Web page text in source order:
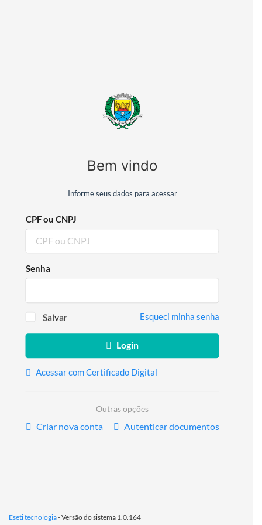
Bem vindo
Informe seus dados para acessar
CPF ou CNPJ
Senha
Salvar Esqueci minha senha
Login
Acessar com Certificado Digital
Outras opções
Criar nova conta Autenticar documentos
Eseti tecnologia- Versão do sistema 1.0.164